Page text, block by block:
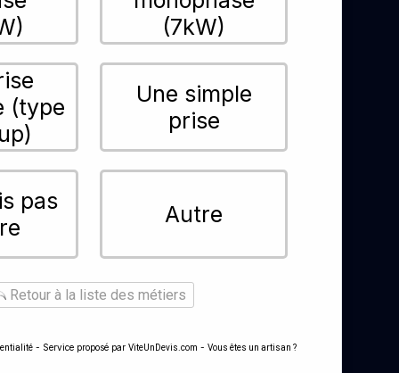
(7kW)
(type
Une simple
prise
pas
Autre
Retour à la liste des métiers
- Service proposé par ViteUnDevis.com - Vous êtes un artisan ?